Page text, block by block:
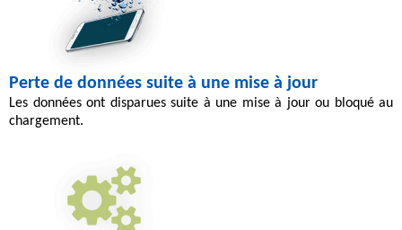
Perte de données suite à une mise à jour
Les données ont disparuessuite à une mise à jour ou bloqué au
chargement.